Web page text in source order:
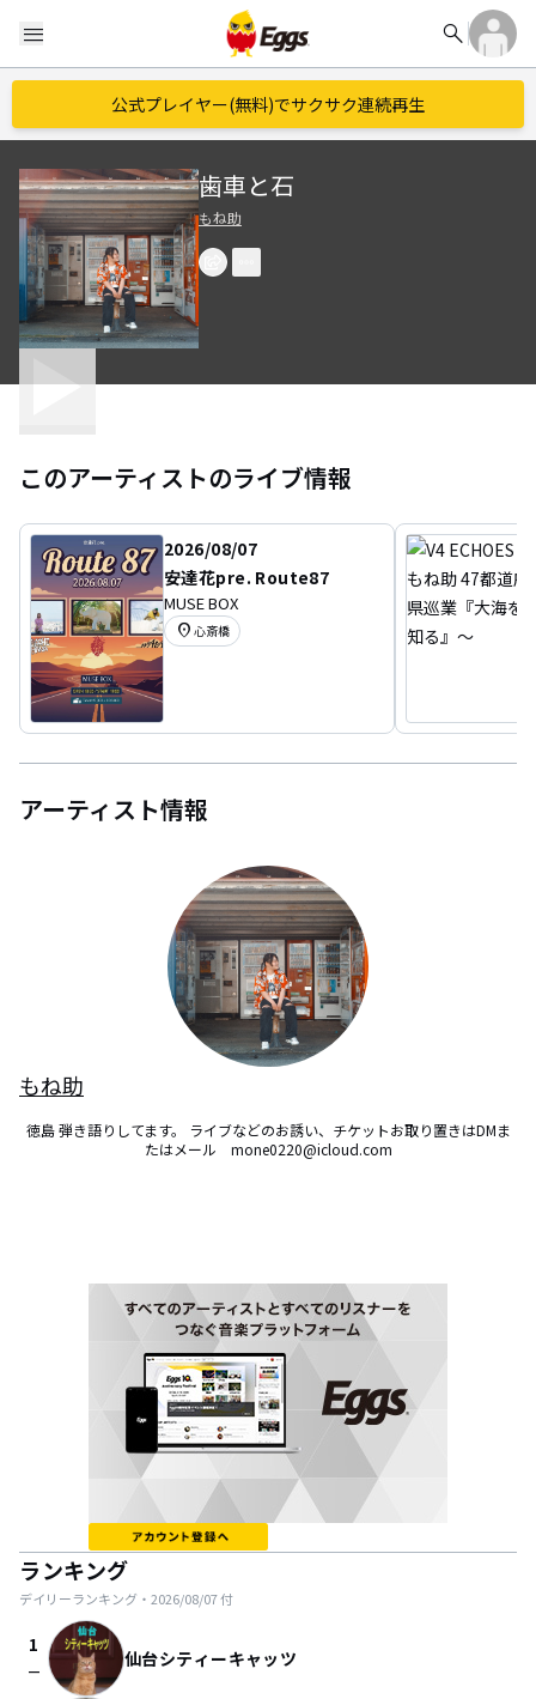
menu search
公式プレイヤー(無料)でサクサク連続再生
歯車と石
もね助
このアーティストのライブ情報
2026/08/07
安達花pre. Route87
MUSE BOX
location_on 心斎橋
アーティスト情報
もね助
徳島 弾き語りしてます。 ライブなどのお誘い、チケットお取り置きはDMま
たはメール　mone0220@icloud.com
ランキング
デイリーランキング・ 2026/08/07付
1
check_indeterminate_small 仙台シティーキャッツ